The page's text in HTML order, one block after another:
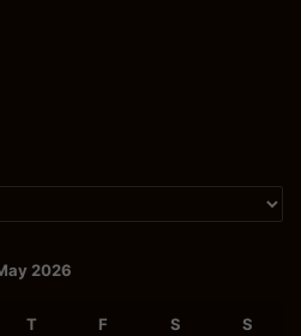
2026
T F S S